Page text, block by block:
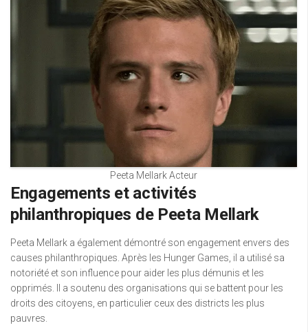
Peeta Mellark Acteur
Engagements et activités
philanthropiques de Peeta Mellark
Peeta Mellark a également démontré son engagement envers des
causes philanthropiques. Après les Hunger Games, il a utilisé sa
notoriété et son influence pour aider les plus démunis et les
opprimés. Il a soutenu des organisations qui se battent pour les
droits des citoyens, en particulier ceux des districts les plus
pauvres.